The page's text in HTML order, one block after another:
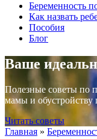
Беременность
Как назвать
Пособия
Блог
Ваше
Полезные советы по
мамы и обустройству
Читать советы
Главная »